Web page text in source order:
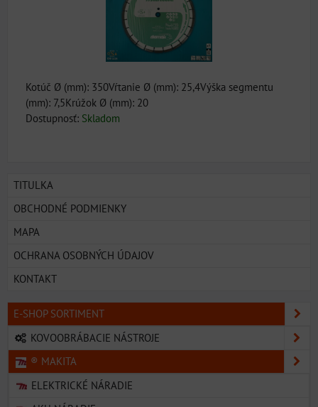
Kotúč Ø (mm): 350Vŕtanie Ø (mm): 25,4Výška segmentu
(mm): 7,5Krúžok Ø (mm): 20
Dostupnosť: Skladom
TITULKA
OBCHODNÉ PODMIENKY
MAPA
OCHRANA OSOBNÝCH ÚDAJOV
KONTAKT
E-SHOP SORTIMENT
KOVOOBRÁBACIE NÁSTROJE
® MAKITA
ELEKTRICKÉ NÁRADIE